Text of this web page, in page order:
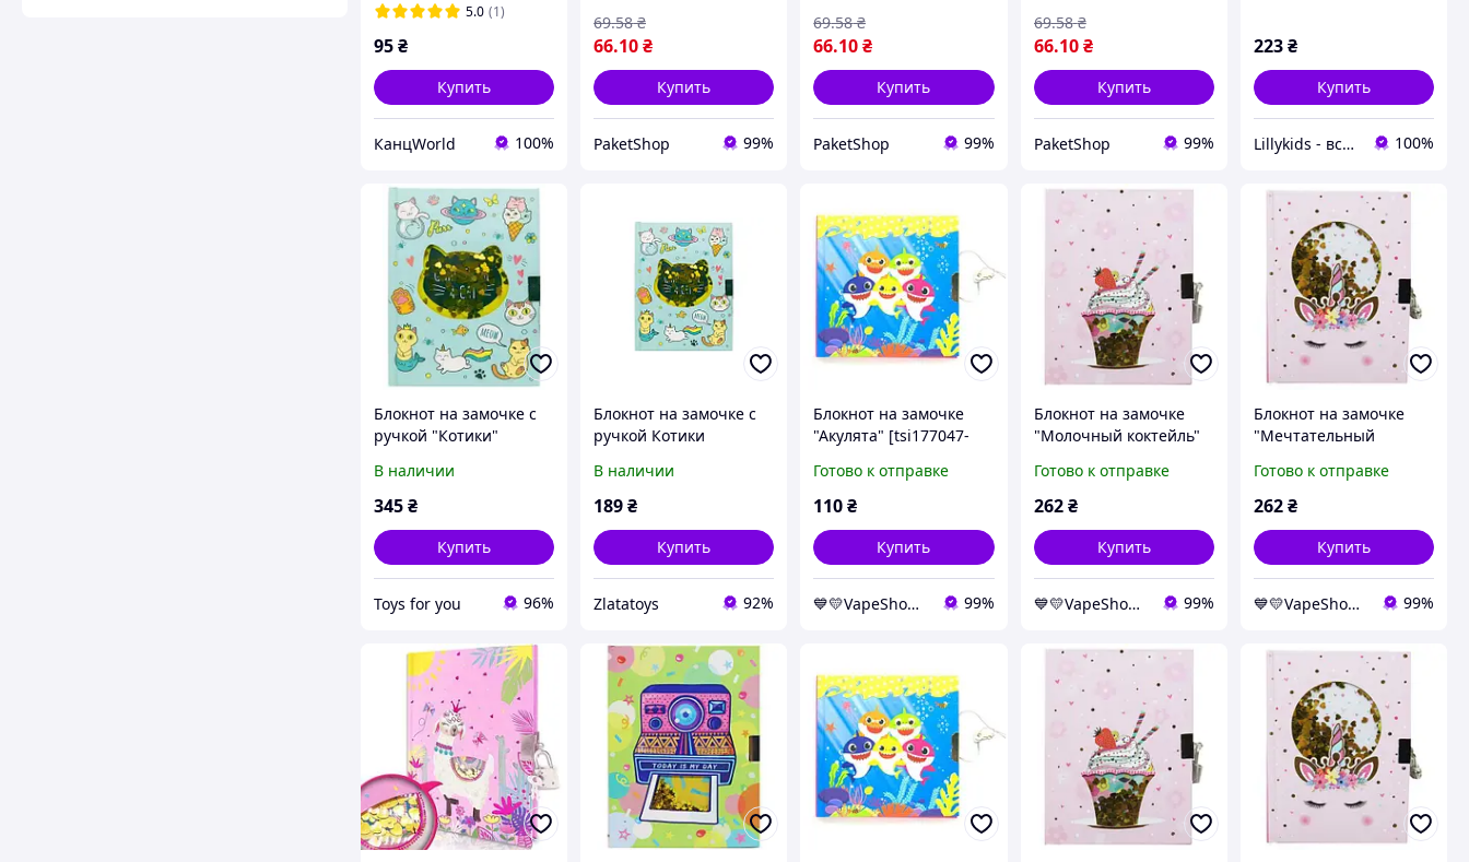
5.0 (1)
95₴
Купить
КанцWorld 100%
66.10₴
69.58 ₴
Купить
PaketShop 99%
66.10₴
69.58 ₴
Купить
PaketShop 99%
66.10 ₴
69.58 ₴
Купить
PaketShop 99%
223₴
Купить
Lillykids - всё для детей 100%
Блокнот на замочке с
ручкой "Котики"
YG TOYS
В наличии
345₴
Купить
Toys for you 96%
Блокнот на замочке с
ручкой Котики
70g, 56 л
В наличии
189₴
Купить
Zlatatoys 92%
Блокнот на замочке
"Акулята" [tsi177047-
Готово к отправке
110₴
Купить
💙💛VapeShop💨"La VapoR"💨 99%
Блокнот на замочке
"Молочный коктейль"
Готово к отправке
262 ₴
Купить
💙💛VapeShop💨"La VapoR"💨 99%
Блокнот на замочке
"Мечтательный
TSI]
Готово к отправке
262₴
Купить
💙💛VapeShop💨"La VapoR"💨 99%